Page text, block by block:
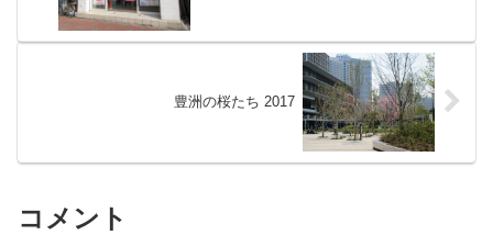
豊洲の桜たち 2017
コメント